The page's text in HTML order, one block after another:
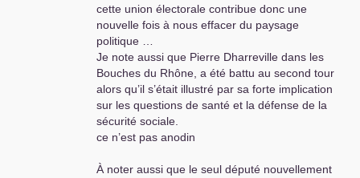
cette union électorale contribue donc une
nouvelle fois à nous effacer du paysage
politique …
Je note aussi que Pierre Dharreville dans les
Bouches du Rhône, a été battu au second tour
alors qu’il s’était illustré par sa forte implication
sur les questions de santé et la défense de la
sécurité sociale.
ce n’est pas anodin
À noter aussi que le seul député nouvellement